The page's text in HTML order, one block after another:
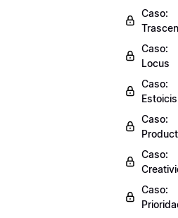
Caso:
Caso:
Locus
Caso:
Caso:
Caso:
Caso: